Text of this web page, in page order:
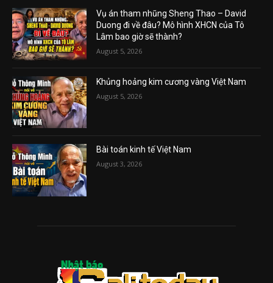
Vụ án tham nhũng Sheng Thao – David
Duong đi về đâu? Mô hình XHCN của Tô
Lâm bao giờ sẽ thành?
August 5, 2026
Khủng hoảng kim cương vàng Việt Nam
August 5, 2026
Bài toán kinh tế Việt Nam
August 3, 2026